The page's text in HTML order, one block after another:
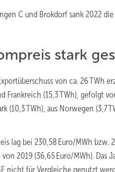
C und Brokdorf sank 2022 die
stark
von ca. 26 TWh
Frankreich (15,3 TWh), gefolgt
(10,3 TWh), aus Norwegen (3,7
lag bei 230,58 Euro/MWh bzw.
2019 (36,65 Euro/MWh). Das
nicht für Vergleiche genutzt